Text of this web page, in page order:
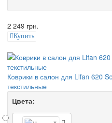
2 249 грн.
Купить
Коврики в салон для Lifan 620
текстильные
Цвета: